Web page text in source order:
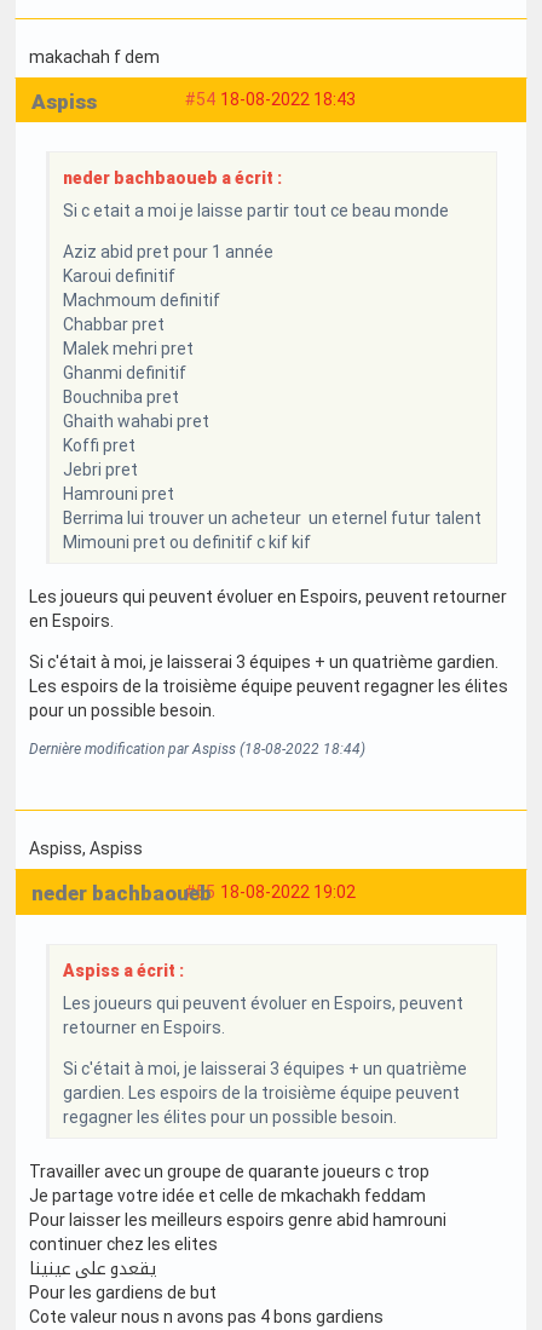
makachah f dem
#54 18-08-2022 18:43
Aspiss
neder bachbaoueb a écrit :
Si c etait a moi je laisse partir tout ce beau monde
Aziz abid pret pour 1 année
Karoui definitif
Machmoum definitif
Chabbar pret
Malek mehri pret
Ghanmi definitif
Bouchniba pret
Ghaith wahabi pret
Koffi pret
Jebri pret
Hamrouni pret
Berrima lui trouver un acheteur un eternel futur talent
Mimouni pret ou definitif c kif kif
Les joueurs qui peuvent évoluer en Espoirs, peuvent retourner
en Espoirs.
Si c'était à moi, je laisserai 3 équipes + un quatrième gardien.
Les espoirs de la troisième équipe peuvent regagner les élites
pour un possible besoin.
Dernière modification par Aspiss (18-08-2022 18:44)
Aspiss, Aspiss
#55 18-08-2022 19:02
neder bachbaoueb
Aspiss a écrit :
Les joueurs qui peuvent évoluer en Espoirs, peuvent
retourner en Espoirs.
Si c'était à moi, je laisserai 3 équipes + un quatrième
gardien. Les espoirs de la troisième équipe peuvent
regagner les élites pour un possible besoin.
Travailler avec un groupe de quarante joueurs c trop
Je partage votre idée et celle de mkachakh feddam
Pour laisser les meilleurs espoirs genre abid hamrouni
continuer chez les elites
يقعدو على عينينا
Pour les gardiens de but
Cote valeur nous n avons pas 4 bons gardiens